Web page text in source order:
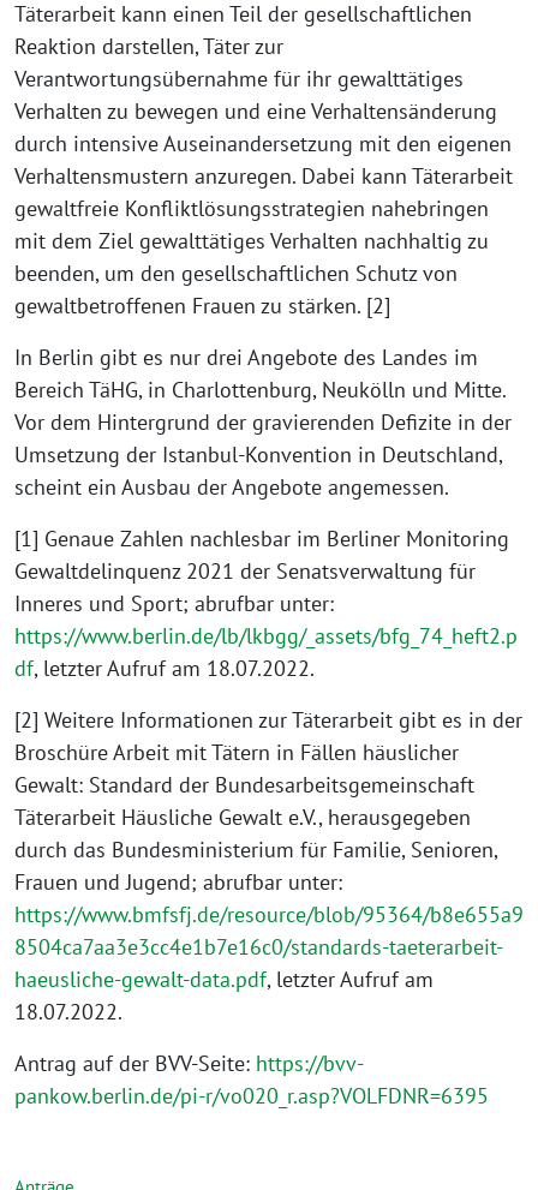
Täterarbeit kann einen Teil der gesellschaftlichen
Reaktion darstellen, Täter zur
Verantwortungsübernahme für ihr gewalttätiges
Verhalten zu bewegen und eine Verhaltensänderung
durch intensive Auseinandersetzung mit den eigenen
Verhaltensmustern anzuregen. Dabei kann Täterarbeit
gewaltfreie Konfliktlösungsstrategien nahebringen
mit dem Ziel gewalttätiges Verhalten nachhaltig zu
beenden, um den gesellschaftlichen Schutz von
gewaltbetroffenen Frauen zu stärken. [2]
In Berlin gibt es nur drei Angebote des Landes im
Bereich TäHG, in Charlottenburg, Neukölln und Mitte.
Vor dem Hintergrund der gravierenden Defizite in der
Umsetzung der Istanbul-Konvention in Deutschland,
scheint ein Ausbau der Angebote angemessen.
[1] Genaue Zahlen nachlesbar im Berliner Monitoring
Gewaltdelinquenz 2021 der Senatsverwaltung für
Inneres und Sport; abrufbar unter:
https://www.berlin.de/lb/lkbgg/_assets/bfg_74_heft2.p
df, letzter Aufruf am 18.07.2022.
[2] Weitere Informationen zur Täterarbeit gibt es in der
Broschüre Arbeit mit Tätern in Fällen häuslicher
Gewalt: Standard der Bundesarbeitsgemeinschaft
Täterarbeit Häusliche Gewalt e.V., herausgegeben
durch das Bundesministerium für Familie, Senioren,
Frauen und Jugend; abrufbar unter:
https://www.bmfsfj.de/resource/blob/95364/b8e655a9
8504ca7aa3e3cc4e1b7e16c0/standards-taeterarbeit-
haeusliche-gewalt-data.pdf, letzter Aufruf am
18.07.2022.
Antrag auf der BVV-Seite: https://bvv-
pankow.berlin.de/pi-r/vo020_r.asp?VOLFDNR=6395